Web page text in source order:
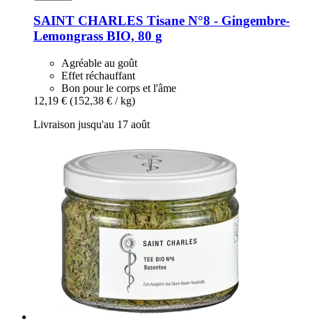
SAINT CHARLES Tisane N°8 -​ Gingembre-​
Lemongrass BIO, 80 g
Agréable au goût
Effet réchauffant
Bon pour le corps et l'âme
12,19 € (152,38 € / kg)
Livraison jusqu'au 17 août